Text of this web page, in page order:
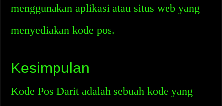
menggunakan aplikasi atau situs web yang
menyediakan kode pos.
Kesimpulan
Kode Pos Darit adalah sebuah kode yang